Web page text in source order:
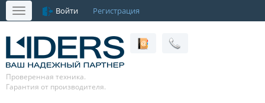
Меню Войти Регистрация
Проверенная техника.
Гарантия от производителя.